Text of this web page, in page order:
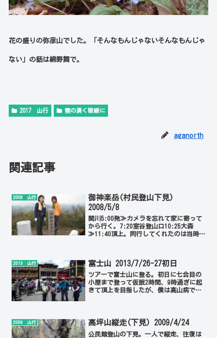
花の盛りの弥彦山でした。「そんなもんじゃないそんなもんじゃ
ない」の話は綿野舞で。
2017 山行 雲の湧く稜線に
aganorth
関連記事
2008 山行
御神楽岳(村民登山下見)
2008/5/8
関川5:00発≫カメラを忘れて家に寄って
から行く。7:20室谷登山口10:25大森
≫11:40頂上。同行してくれたのは当時
2013 山行 富士山 2013/7/26-27初日
ツアーで富士山に登る。初日に七合目の
小屋まで登って仮眠2時間、9時過ぎに起
きて頂上を目指したが、僕は高山病で具
流、全員で登頂できた。...
2009 山行 高坪山縦走(下見) 2009/4/24
公民館登山の下見。一人で縦走、往復は